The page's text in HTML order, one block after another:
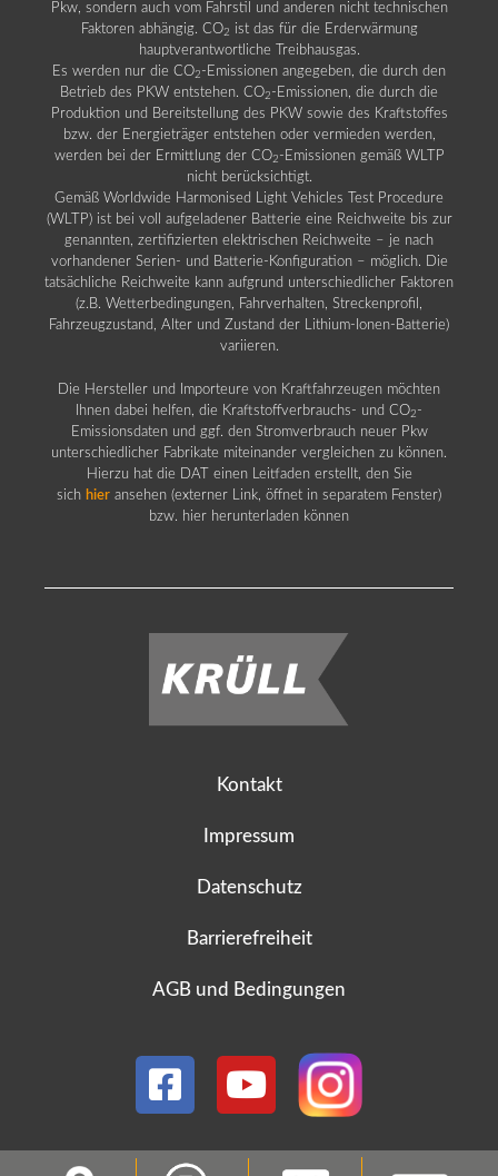
Pkw, sondern auch vom Fahrstil und anderen nicht technischen
Faktoren abhängig. CO2 ist das für die Erderwärmung
hauptverantwortliche Treibhausgas.
Es werden nur die CO2 -Emissionen angegeben, die durch den
Betrieb des PKW entstehen. CO2 -Emissionen, die durch die
Produktion und Bereitstellung des PKW sowie des Kraftstoffes
bzw. der Energieträger entstehen oder vermieden werden,
werden bei der Ermittlung der CO2 -Emissionen gemäß WLTP
nicht berücksichtigt.
Gemäß Worldwide Harmonised Light Vehicles Test Procedure
(WLTP) ist bei voll aufgeladener Batterie eine Reichweite bis zur
genannten, zertifizierten elektrischen Reichweite – je nach
vorhandener Serien- und Batterie-Konfiguration – möglich. Die
tatsächliche Reichweite kann aufgrund unterschiedlicher Faktoren
(z.B. Wetterbedingungen, Fahrverhalten, Streckenprofil,
Fahrzeugzustand, Alter und Zustand der Lithium-Ionen-Batterie)
variieren.
Die Hersteller und Importeure von Kraftfahrzeugen möchten
Ihnen dabei helfen, die Kraftstoffverbrauchs- und CO2 -
Emissionsdaten und ggf. den Stromverbrauch neuer Pkw
unterschiedlicher Fabrikate miteinander vergleichen zu können.
Hierzu hat die DAT einen Leitfaden erstellt, den Sie
sich hier ansehen (externer Link, öffnet in separatem Fenster)
bzw. hier herunterladen können
Kontakt
Impressum
Datenschutz
Barrierefreiheit
AGB und Bedingungen